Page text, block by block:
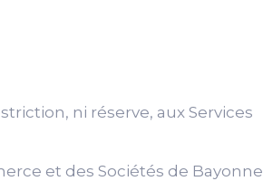
ni réserve, aux Services
et des Sociétés de Bayonne